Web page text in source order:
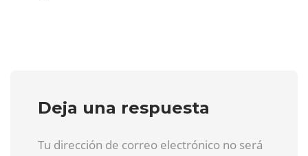
Deja una respuesta
Tu dirección de correo electrónico no será